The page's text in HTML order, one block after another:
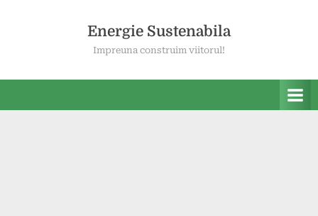
Energie Sustenabila
Impreuna construim viitorul!